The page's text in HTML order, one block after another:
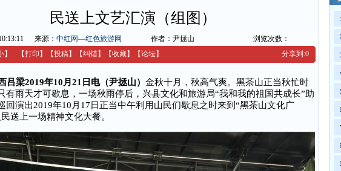
民送上文艺汇演（组图）
来源： 中红网—红色旅游网 作者：尹拯山
浏览次数：
】 【打印 】 【投稿】 【纠错】 【收藏】 【论坛】 分享到:0
吕梁2019年10月21日电（尹拯山） 金秋十月，秋高气爽。黑茶山正当秋忙时
有雨天才可歇息，一场秋雨停后，兴县文化和旅游局“我和我的祖国共成长”助
回演出2019年10月17日正当中午利用山民们歇息之时来到“黑茶山文化广
送上一场精神文化大餐。